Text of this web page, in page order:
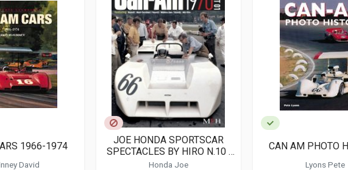
Dalton Watson
Inglese
05/2024
29,5 x 26 x 2,5 cm
Storico - Descrittivo; Corse; Fotografie
1966-1974
David
JOE HONDA SPORTSCAR
SPECTACLES BY HIRO N.10 :
CAN-AM 1970 PART 1
Honda Joe
CAN AM PHOTO
Lyons Pete